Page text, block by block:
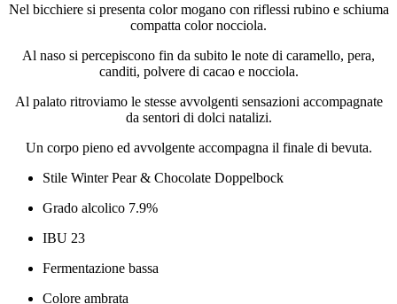
Nel bicchiere si presenta color mogano con riflessi rubino e schiuma
compatta color nocciola.
Al naso si percepiscono fin da subito le note di caramello, pera,
canditi, polvere di cacao e nocciola.
Al palato ritroviamo le stesse avvolgenti sensazioni accompagnate
da sentori di dolci natalizi.
Un corpo pieno ed avvolgente accompagna il finale di bevuta.
Stile Winter Pear & Chocolate Doppelbock
Grado alcolico 7.9%
IBU 23
Fermentazione bassa
Colore ambrata